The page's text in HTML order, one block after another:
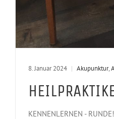
8. Januar 2024 | Akupunktur,
KENNENLERNEN -